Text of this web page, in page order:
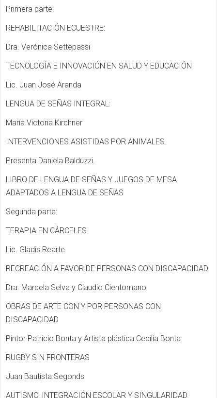
Primera parte:
REHABILITACIÓN ECUESTRE:
Dra. Verónica Settepassi
TECNOLOGÍA E INNOVACIÓN EN SALUD Y EDUCACIÓN
Lic. Juan José Aranda
LENGUA DE SEÑAS INTEGRAL:
María Victoria Kirchner
INTERVENCIONES ASISTIDAS POR ANIMALES
Presenta Daniela Balduzzi.
LIBRO DE LENGUA DE SEÑAS Y JUEGOS DE MESA
ADAPTADOS A LENGUA DE SEÑAS
Segunda parte:
TERAPIA EN CÁRCELES
Lic. Gladis Rearte
RECREACIÓN A FAVOR DE PERSONAS CON DISCAPACIDAD.
Dra. Marcela Selva y Claudio Cientomano
OBRAS DE ARTE CON Y POR PERSONAS CON
DISCAPACIDAD
Pintor Patricio Bonta y Artista plástica Cecilia Bonta
RUGBY SIN FRONTERAS
Juan Bautista Segonds
AUTISMO, INTEGRACIÓN ESCOLAR Y SINGULARIDAD